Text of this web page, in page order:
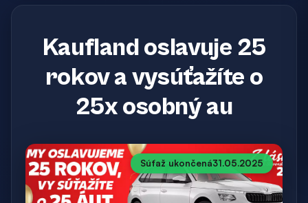
Kaufland oslavuje 25
rokov a vysúťažíte o
25x osobný au
Súťaž ukončená31.05.2025